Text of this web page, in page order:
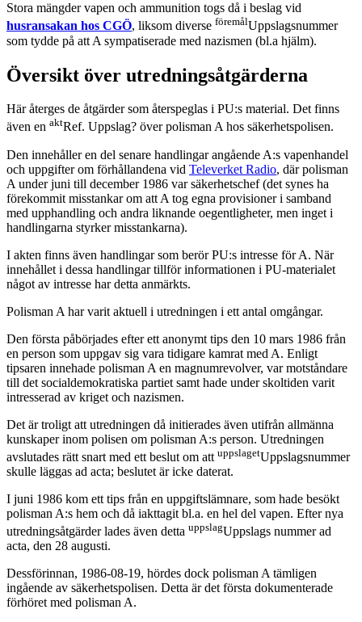
Stora mängder vapen och ammunition togs då i beslag vid
husransakan hos CGÖ, liksom diverse föremålUppslagsnummer
som tydde på att A sympatiserade med nazismen (bl.a hjälm).
Översikt över utredningsåtgärderna
Här återges de åtgärder som återspeglas i PU:s material. Det finns
även en aktRef. Uppslag? över polisman A hos säkerhetspolisen.
Den innehåller en del senare handlingar angående A:s vapenhandel
och uppgifter om förhållandena vid Televerket Radio, där polisman
A under juni till december 1986 var säkerhetschef (det synes ha
förekommit misstankar om att A tog egna provisioner i samband
med upphandling och andra liknande oegentligheter, men inget i
handlingarna styrker misstankarna).
I akten finns även handlingar som berör PU:s intresse för A. När
innehållet i dessa handlingar tillför informationen i PU-materialet
något av intresse har detta anmärkts.
Polisman A har varit aktuell i utredningen i ett antal omgångar.
Den första påbörjades efter ett anonymt tips den 10 mars 1986 från
en person som uppgav sig vara tidigare kamrat med A. Enligt
tipsaren innehade polisman A en magnumrevolver, var motståndare
till det socialdemokratiska partiet samt hade under skoltiden varit
intresserad av kriget och nazismen.
Det är troligt att utredningen då initierades även utifrån allmänna
kunskaper inom polisen om polisman A:s person. Utredningen
avslutades rätt snart med ett beslut om att uppslagetUppslagsnummer
skulle läggas ad acta; beslutet är icke daterat.
I juni 1986 kom ett tips från en uppgiftslämnare, som hade besökt
polisman A:s hem och då iakttagit bl.a. en hel del vapen. Efter nya
utredningsåtgärder lades även detta uppslagUppslags nummer ad
acta, den 28 augusti.
Dessförinnan, 1986-08-19, hördes dock polisman A tämligen
ingående av säkerhetspolisen. Detta är det första dokumenterade
förhöret med polisman A.